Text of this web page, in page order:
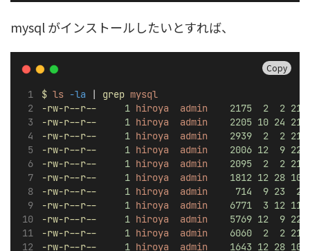
mysql がインストールしたいとすれば、
Copy
$ ls -la | grep mysql
-rw-r--r--
1 hiroya admin 2175 2 2 21
-rw-r--r--
1 hiroya admin 2205 10 24 21
-rw-r--r--
1 hiroya admin 2939 2 2 21
-rw-r--r--
1 hiroya admin 2006 12 9 22
-rw-r--r--
1 hiroya admin 2095 2 2 21
-rw-r--r--
1 hiroya admin 1812 12 28 10
-rw-r--r--
1 hiroya admin 714 9 23
-rw-r--r--
1 hiroya admin 6771 3 12 11
-rw-r--r--
1 hiroya admin 5769 12 9 22
-rw-r--r--
1 hiroya admin 6060 2 2 21
-rw-r--r--
1 hiroya admin 1643 12 28 10